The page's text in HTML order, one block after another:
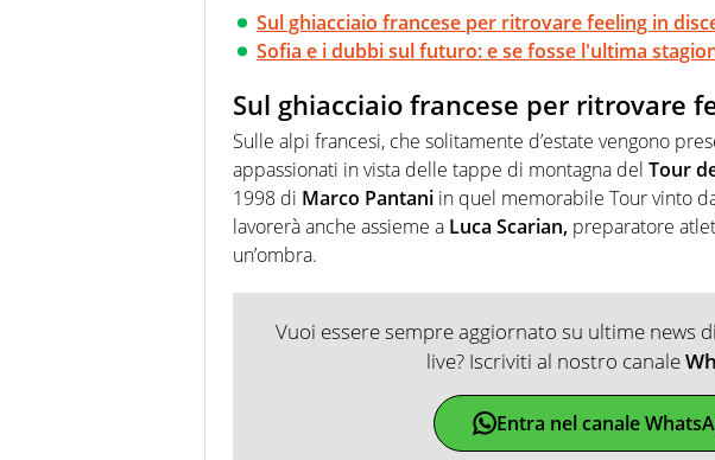
Sul ghiacciaio francese per ritrovare feeling in
Sofia e i dubbi sul futuro: e se fosse l'ultima
Sul ghiacciaio francese per ritrovare
Sulle alpi francesi, che solitamente d’estate vengono
appassionati in vista delle tappe di montagna del Tour
1998 di Marco Pantani in quel memorabile Tour vinto
lavorerà anche assieme a Luca Scarian, preparatore
un’ombra.
Vuoi essere sempre aggiornato su ultime news
live? Iscriviti al nostro canale
Entra nel canale